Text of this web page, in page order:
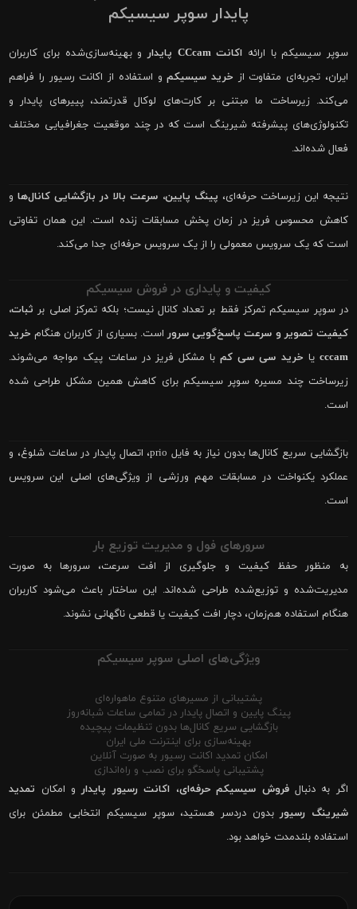
پایدار سوپر سیسیکم
سوپر سیسیکم با ارائه اکانت CCcam پایدار
و بهینه‌سازی‌شده برای کاربران
ایران، تجربه‌ای متفاوت از خرید سیسیکمو استفاده از اکانت رسیور را فراهم
می‌کند. زیرساخت ما مبتنی بر کارت‌های لوکال قدرتمند، پییرهای پایدار و
تکنولوژی‌های پیشرفته شیرینگ است که در چند موقعیت جغرافیایی مختلف
فعال شده‌اند.
نتیجه این زیرساخت حرفه‌ای، پینگ پایین، سرعت بالا در بازگشایی کانال‌هاو
کاهش محسوس فریز در زمان پخش مسابقات زنده است. این همان تفاوتی
است که یک سرویس معمولی را از یک سرویس حرفه‌ای جدا می‌کند.
کیفیت و پایداری در فروش سیسیکم
در سوپر سیسیکم تمرکز فقط بر تعداد کانال نیست؛ بلکه تمرکز اصلی بر ثبات،
کیفیت تصویر و سرعت پاسخ‌گویی سروراست. بسیاری از کاربران هنگام خرید
cccam یا خرید سی سی کمبا مشکل فریز در ساعات پیک مواجه می‌شوند.
زیرساخت چند مسیره سوپر سیسیکم برای کاهش همین مشکل طراحی شده
است.
بازگشایی سریع کانال‌ها بدون نیاز به فایل prio، اتصال پایدار در ساعات شلوغ، و
عملکرد یکنواخت در مسابقات مهم ورزشی از ویژگی‌های اصلی این سرویس
است.
سرورهای فول و مدیریت توزیع بار
به منظور حفظ کیفیت و جلوگیری از افت سرعت، سرورها به صورت
مدیریت‌شده و توزیع‌شده طراحی شده‌اند. این ساختار باعث می‌شود کاربران
هنگام استفاده هم‌زمان، دچار افت کیفیت یا قطعی ناگهانی نشوند.
ویژگی‌های اصلی سوپر سیسیکم
پشتیبانی از مسیرهای متنوع ماهواره‌ای
پینگ پایین و اتصال پایدار در تمامی ساعات شبانه‌روز
بازگشایی سریع کانال‌ها بدون تنظیمات پیچیده
بهینه‌سازی برای اینترنت ملی ایران
امکان تمدید اکانت رسیور به صورت آنلاین
پشتیبانی پاسخگو برای نصب و راه‌اندازی
اگر به دنبالفروش سیسیکم حرفه‌ای، اکانت رسیور پایدارو امکان تمدید
شیرینگ رسیوربدون دردسر هستید، سوپر سیسیکم انتخابی مطمئن برای
استفاده بلندمدت خواهد بود.